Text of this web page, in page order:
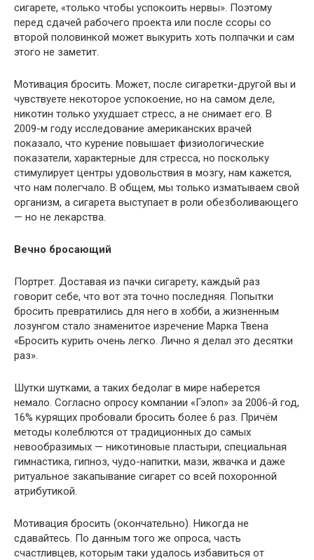
сигарете, «только чтобы успокоить нервы». Поэтому
перед сдачей рабочего проекта или после ссоры со
второй половинкой может выкурить хоть полпачки и сам
этого не заметит.
Мотивация бросить. Может, после сигаретки-другой вы и
чувствуете некоторое успокоение, но на самом деле,
никотин только ухудшает стресс, а не снимает его. В
2009-м году исследование американских врачей
показало, что курение повышает физиологические
показатели, характерные для стресса, но поскольку
стимулирует центры удовольствия в мозгу, нам кажется,
что нам полегчало. В общем, мы только изматываем свой
организм, а сигарета выступает в роли обезболивающего
— но не лекарства.
Вечно бросающий
Портрет. Доставая из пачки сигарету, каждый раз
говорит себе, что вот эта точно последняя. Попытки
бросить превратились для него в хобби, а жизненным
лозунгом стало знаменитое изречение Марка Твена
«Бросить курить очень легко. Лично я делал это десятки
раз».
Шутки шутками, а таких бедолаг в мире наберется
немало. Согласно опросу компании «Гэлоп» за 2006-й год,
16% курящих пробовали бросить более 6 раз. Причём
методы колеблются от традиционных до самых
невообразимых — никотиновые пластыри, специальная
гимнастика, гипноз, чудо-напитки, мази, жвачка и даже
ритуальное закапывание сигарет со всей похоронной
атрибутикой.
Мотивация бросить (окончательно). Никогда не
сдавайтесь. По данным того же опроса, часть
счастливцев, которым таки удалось избавиться от